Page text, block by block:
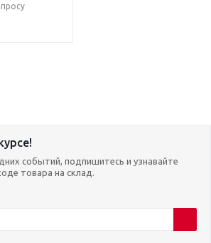
событий, подпишитесь и узнавайте
товара на склад.